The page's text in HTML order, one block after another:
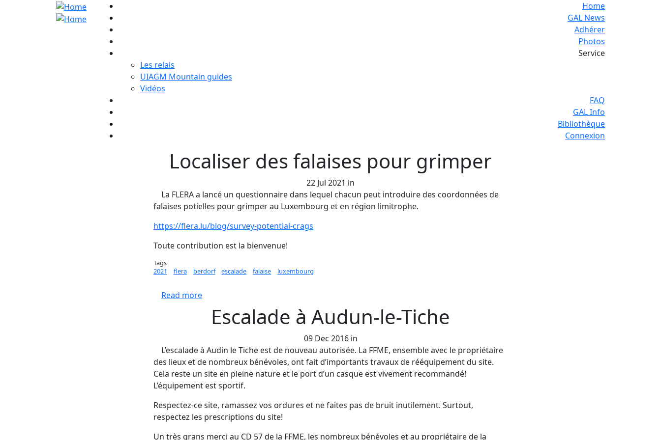
Main navigation
Home
GAL News
Adhérer
Photos
Service
Les relais
UIAGM Mountain guides
Vidéos
FAQ
GAL Info
Bibliothèque
Connexion
Localiser des falaises pour grimper
22 Jul 2021 in
La FLERA a lancé un questionnaire dans lequel chacun peut introduire des coordonnées de
falaises potielles pour grimper au Luxembourg et en région limitrophe.
https://flera.lu/blog/survey-potential-crags
Toute contribution est la bienvenue!
Tags
2021
flera berdorf escalade falaise luxembourg
Read moreabout Localiser des falaises pour grimper
Escalade à Audun-le-Tiche
09 Dec 2016 in
L’escalade à Audin le Tiche est de nouveau autorisée. La FFME, ensemble avec le propriétaire
des lieux et de nombreux bénévoles, ont fait d’importants travaux de rééquipement du site.
Cela reste un site en pleine nature et le port d’un casque est vivement recommandé!
L’équipement est sportif.
Respectez-ce site, ramassez vos ordures et ne faites pas de bruit inutilement. Surtout,
respectez les prescriptions du site!
Un très grans merci au CD 57 de la FFME, les nombreux bénévoles et au propriétaire de la